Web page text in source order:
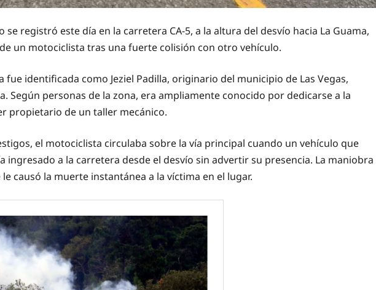
registró este día en la carretera CA-5, a la altura del desvío hacia La Guama,
un motociclista tras una fuerte colisión con otro vehículo.
fue identificada como Jeziel Padilla, originario del municipio de Las Vegas,
Según personas de la zona, era ampliamente conocido por dedicarse a la
propietario de un taller mecánico.
el motociclista circulaba sobre la vía principal cuando un vehículo que
a la carretera desde el desvío sin advertir su presencia. La maniobra
causó la muerte instantánea a la víctima en el lugar.